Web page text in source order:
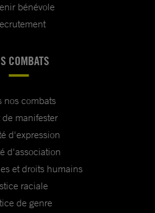
bénévole
COMBATS
nos combats
de manifester
d'expression
d'association
et droits humains
raciale
de genre